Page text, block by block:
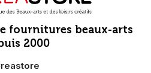
fournitures beaux-arts
2000